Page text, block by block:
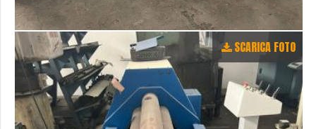
SCARICA FOTO